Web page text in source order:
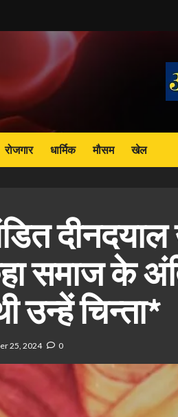
रोजगार धार्मिक मौसम खेल
दीनदयाल
समाज के
उन्हें चिन्ता*
25, 2024 0